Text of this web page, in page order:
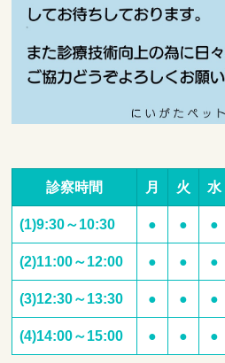
診察時間 月 火 水
(1)9:30～10:30 ● ● ●
(2)11:00～12:00 ● ● ●
(3)12:30～13:30 ● ● ●
(4)14:00～15:00 ● ● ●